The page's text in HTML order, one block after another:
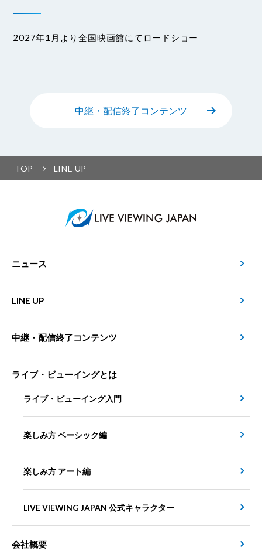
2027年1月より全国映画館にてロードショー
中継・配信終了コンテンツ
TOP LINE UP
ニュース
LINE UP
中継・配信終了コンテンツ
ライブ・ビューイングとは
ライブ・ビューイング入門
楽しみ方 ベーシック編
楽しみ方 アート編
LIVE VIEWING JAPAN 公式キャラクター
会社概要